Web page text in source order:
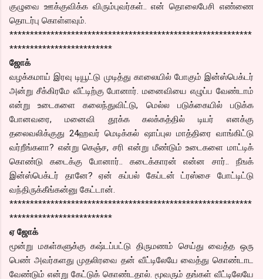
குழுவை ஊக்குவிக்க விரும்புவர்கள்.. என் தொலைபேசி எண்ணை
தொடர்பு கொள்ளவும்.
***********************************************************
*************************
ஜோக்
வழக்கமாய் இரவு டியூட்டு முடித்து காலையில் போகும் இன்ஸ்பெக்டர்
அன்று சீக்கிரமே வீட்டிற்கு போனார். மனைவியை எழுப்ப வேண்டாம்
என்று உடைகளை கலைந்துவிட்டு, மெல்ல படுக்கையில் படுக்க
போனவரை, மனைவி தூக்க கலக்கத்தில் டியர் எனக்கு
தலைவலிக்குது 24ஹவர் மெடிக்கல் ஷாப்புல மாத்திரை வாங்கிட்டு
வர்றீங்களா? என்று கெஞ்ச, சரி என்று மீண்டும் உடைகளை மாட்டிக்
கொண்டு கடைக்கு போனார்.. கடைக்காரன் என்ன சார்.. நீஙக்
இன்ஸ்பெக்டர் தானே? ஏன் கப்பல் கேப்டன் ட்ரஸ்சை போட்டிட்டு
வந்திருக்கீங்கன்னு கேட்டான்.
***********************************************************
*************************
ஏ ஜோக்
மூன்று மகள்களுக்கு கஷ்டப்பட்டு திருமணம் செய்து வைத்த ஒரு
பெண் அவர்களது முதலிரவை தன் வீட்டிலேயே வைத்து கொண்டாட
வேண்டும் என்று கேட்டுக் கொண்டதால். மூவரும் தங்கள் வீட்டிலேயே